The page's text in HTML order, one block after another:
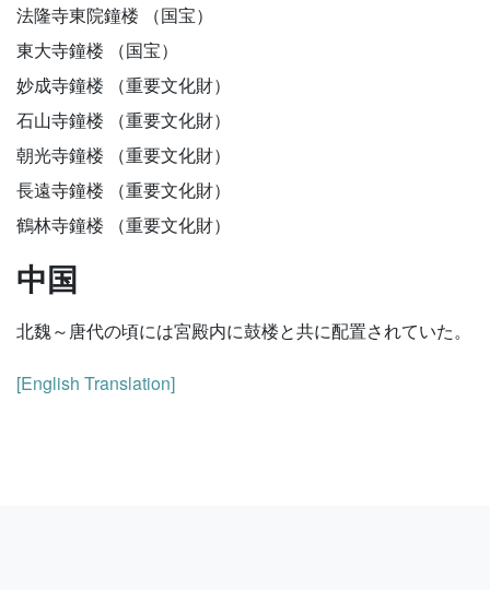
法隆寺東院鐘楼 （国宝）
東大寺鐘楼 （国宝）
妙成寺鐘楼 （重要文化財）
石山寺鐘楼 （重要文化財）
朝光寺鐘楼 （重要文化財）
長遠寺鐘楼 （重要文化財）
鶴林寺鐘楼 （重要文化財）
中国
北魏～唐代の頃には宮殿内に鼓楼と共に配置されていた。
[English Translation]